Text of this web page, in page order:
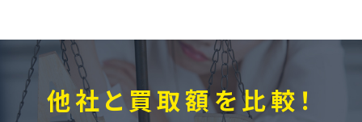
他社と買取額を比較！